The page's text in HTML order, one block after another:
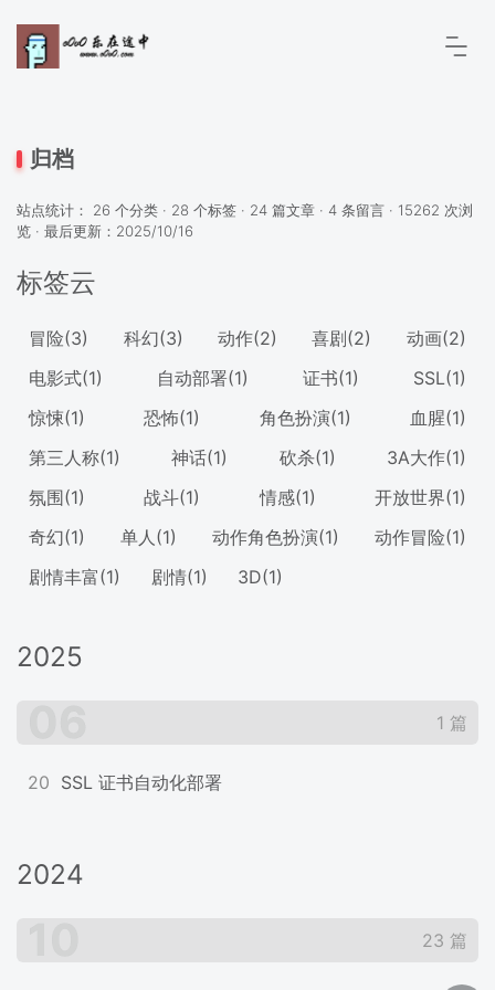
归档
站点统计： 26 个分类 · 28 个标签 · 24 篇文章 · 4 条留言 · 15262 次浏
览 · 最后更新：2025/10/16
标签云
冒险(3) 科幻(3) 动作(2) 喜剧(2) 动画(2)
电影式(1) 自动部署(1) 证书(1) SSL(1)
惊悚(1) 恐怖(1) 角色扮演(1) 血腥(1)
第三人称(1) 神话(1) 砍杀(1) 3A大作(1)
氛围(1) 战斗(1) 情感(1) 开放世界(1)
奇幻(1) 单人 (1) 动作角色扮演(1) 动作冒险(1)
剧情丰富(1) 剧情(1) 3D(1)
2025
1 篇
20 SSL 证书自动化部署
2024
23 篇